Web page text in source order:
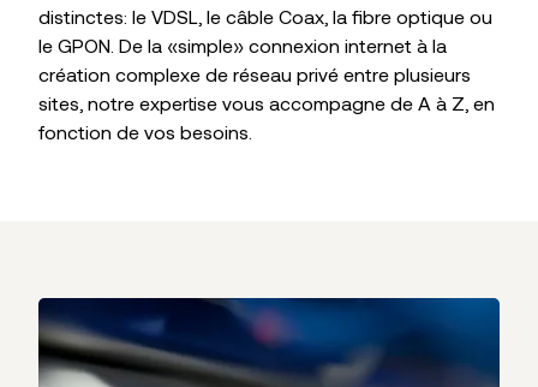
distinctes: le VDSL, le câble Coax, la fibre optique ou
le GPON. De la «simple» connexion internet à la
création complexe de réseau privé entre plusieurs
sites, notre expertise vous accompagne de A à Z, en
fonction de vos besoins.